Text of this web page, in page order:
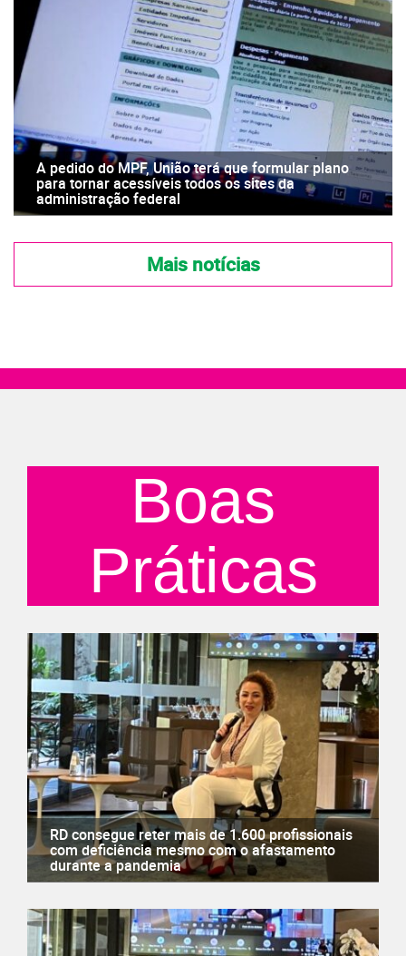
A pedido do MPF, União terá que formular plano
para tornar acessíveis todos os sites da
administração federal
Mais notícias
Boas
Práticas
RD consegue reter mais de 1.600 profissionais
com deficiência mesmo com o afastamento
durante a pandemia